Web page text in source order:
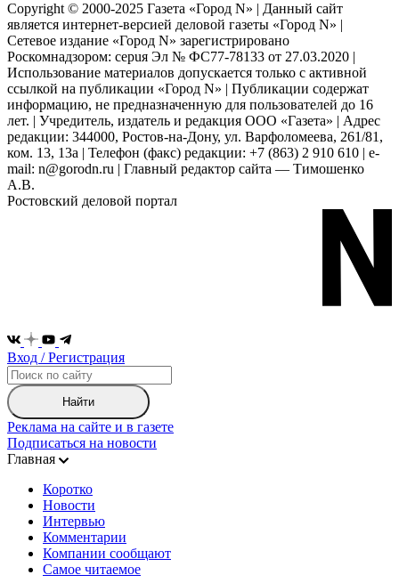
Copyright © 2000-2025 Газета «Город N» | Данный сайт
является интернет-версией деловой газеты «Город N» |
Сетевое издание «Город N» зарегистрировано
Роскомнадзором: серuя Эл № ФС77-78133 от 27.03.2020 |
Использование материалов допускается только с активной
ссылкой на публикации «Город N» | Публикации содержат
информацию, не предназначенную для пользователей до 16
лет. | Учредитель, издатель и редакция ООО «Газета» | Адрес
редакции: 344000, Ростов-на-Дону, ул. Варфоломеева, 261/81,
ком. 13, 13а | Телефон (факс) редакции: +7 (863) 2 910 610 | e-
mail: n@gorodn.ru | Главный редактор сайта — Тимошенко
А.В.
Ростовский деловой портал
Вход / Регистрация
Найти
Реклама на сайте и в газете
Подписаться на новости
Главная
Коротко
Новости
Интервью
Комментарии
Компании сообщают
Самое читаемое